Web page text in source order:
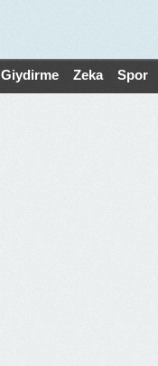
Giydirme Zeka Spor